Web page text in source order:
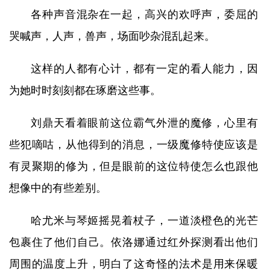
各种声音混杂在一起，高兴的欢呼声，委屈的
哭喊声，人声，兽声，场面吵杂混乱起来。
这样的人都有心计，都有一定的看人能力，因
为她时时刻刻都在琢磨这些事。
刘鼎天看着眼前这位霸气外泄的魔修，心里有
些犯嘀咕，从他得到的消息，一级魔修特使应该是
有灵聚期的修为，但是眼前的这位特使怎么也跟他
想像中的有些差别。
哈尤米与琴姬摇晃着杖子，一道淡橙色的光芒
包裹住了他们自己。依洛娜通过红外探测看出他们
周围的温度上升，明白了这奇怪的法术是用来保暖